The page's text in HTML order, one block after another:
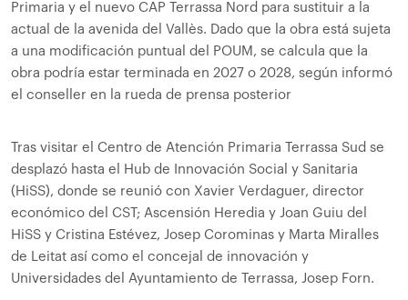
Primaria y el nuevo CAP Terrassa Nord para sustituir a la
actual de la avenida del Vallès. Dado que la obra está sujeta
a una modificación puntual del POUM, se calcula que la
obra podría estar terminada en 2027 o 2028, según informó
el conseller en la rueda de prensa posterior
Tras visitar el Centro de Atención Primaria Terrassa Sud se
desplazó hasta el Hub de Innovación Social y Sanitaria
(HiSS), donde se reunió con Xavier Verdaguer, director
económico del CST; Ascensión Heredia y Joan Guiu del
HiSS y Cristina Estévez, Josep Corominas y Marta Miralles
de Leitat así como el concejal de innovación y
Universidades del Ayuntamiento de Terrassa, Josep Forn.